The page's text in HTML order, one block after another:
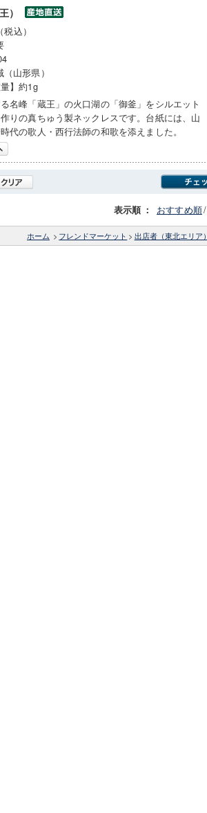
）
込）
山形県）
】約1g
名峰「蔵王」の火口湖の「御釜」をシルエット
りの真ちゅう製ネックレスです。台紙には、山
代の歌人・西行法師の和歌を添えました。
表示順 ： おすすめ順/
ホーム > フレンドマーケット > 出店者（東北エリア）